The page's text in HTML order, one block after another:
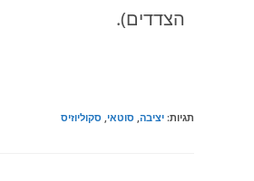
הצדדים).
תגיות:יציבה, סוטאי, סקוליוזיס